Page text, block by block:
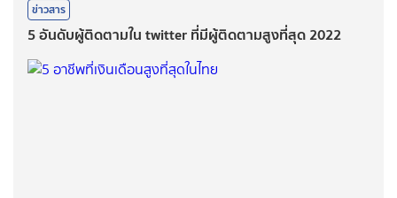
ข่าวสาร
5 อันดับผู้ติดตามใน twitter ที่มีผู้ติดตามสูงที่สุด 2022